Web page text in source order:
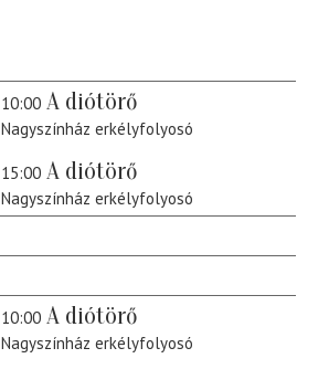
10:00 A diótörő
Nagyszínház erkélyfolyosó
15:00 A diótörő
Nagyszínház erkélyfolyosó
10:00 A diótörő
Nagyszínház erkélyfolyosó